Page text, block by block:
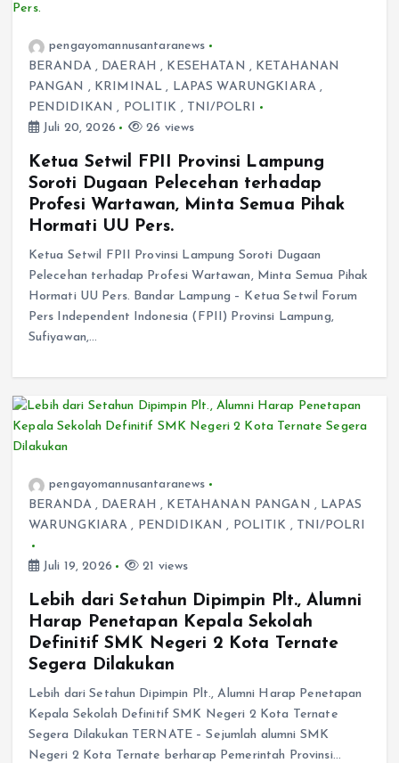
pengayomannusantaranews
BERANDA, DAERAH , KESEHATAN , KETAHANAN
PANGAN , KRIMINAL , LAPAS WARUNGKIARA,
PENDIDIKAN , POLITIK , TNI/POLRI
Juli 20, 2026
26 views
Ketua Setwil FPII Provinsi Lampung
Soroti Dugaan Pelecehan terhadap
Profesi Wartawan, Minta Semua Pihak
Hormati UU Pers.
Ketua Setwil FPII Provinsi Lampung Soroti Dugaan
Pelecehan terhadap Profesi Wartawan, Minta Semua Pihak
Hormati UU Pers. Bandar Lampung – Ketua Setwil Forum
Pers Independent Indonesia (FPII) Provinsi Lampung,
Sufiyawan,…
pengayomannusantaranews
BERANDA, DAERAH , KETAHANAN PANGAN , LAPAS
WARUNGKIARA , PENDIDIKAN , POLITIK , TNI/POLRI
Juli 19, 2026 21 views
Lebih dari Setahun Dipimpin Plt., Alumni
Harap Penetapan Kepala Sekolah
Definitif SMK Negeri 2 Kota Ternate
Segera Dilakukan
Lebih dari Setahun Dipimpin Plt., Alumni Harap Penetapan
Kepala Sekolah Definitif SMK Negeri 2 Kota Ternate
Segera Dilakukan TERNATE – Sejumlah alumni SMK
Negeri 2 Kota Ternate berharap Pemerintah Provinsi…